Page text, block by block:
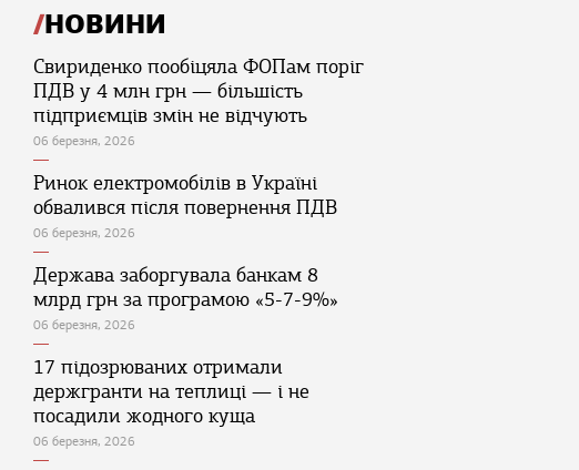
НОВИНИ
Свириденко пообіцяла ФОПам поріг
ПДВ у 4 млн грн — більшість
підприємців змін не відчують
06 березня, 2026
Ринок електромобілів в Україні
обвалився після повернення ПДВ
06 березня, 2026
Держава заборгувала банкам 8
млрд грн за програмою «5-7-9%»
06 березня, 2026
17 підозрюваних отримали
держгранти на теплиці — і не
посадили жодного куща
06 березня, 2026